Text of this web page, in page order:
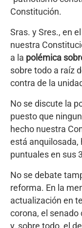
Constitución.
Sras. y Sres., en
nuestra
a la polémica
sobre todo a raíz
contra de la
No se discute la
puesto que
hecho nuestra
está anquilosada,
puntuales en sus
No se debate
reforma. En la
actualización en
corona, el